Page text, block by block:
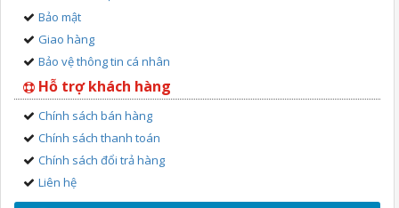
Bảo mật
Giao hàng
Bảo vệ thông tin cá nhân
Hỗ trợ khách hàng
Chính sách bán hàng
Chính sách thanh toán
Chính sách đổi trả hàng
Liên hệ